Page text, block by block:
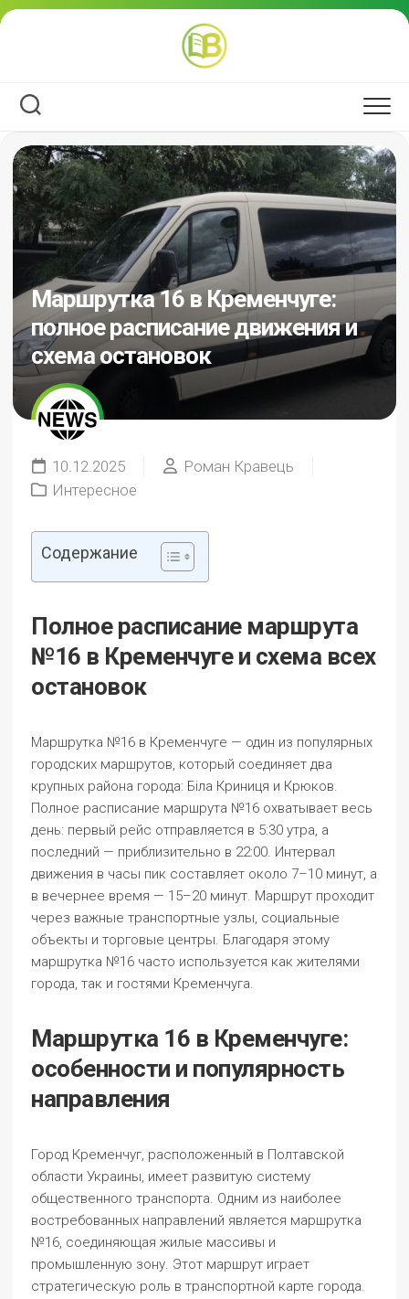
Перейти
Маршрутка 16 в Кременчуге:
полное расписание движения и
схема остановок
10.12.2025
Роман Кравець
Интересное
Содержание
Полное расписание маршрута
№16 в Кременчуге и схема всех
остановок
Маршрутка №16 в Кременчуге — один из популярных
городских маршрутов, который соединяет два
крупных района города: Біла Криниця и Крюков.
Полное расписание маршрута №16 охватывает весь
день: первый рейс отправляется в 5:30 утра, а
последний — приблизительно в 22:00. Интервал
движения в часы пик составляет около 7–10 минут, а
в вечернее время — 15–20 минут. Маршрут проходит
через важные транспортные узлы, социальные
объекты и торговые центры. Благодаря этому
маршрутка №16 часто используется как жителями
города, так и гостями Кременчуга.
Маршрутка 16 в Кременчуге:
особенности и популярность
направления
Город Кременчуг, расположенный в Полтавской
области Украины, имеет развитую систему
общественного транспорта. Одним из наиболее
востребованных направлений является маршрутка
№16, соединяющая жилые массивы и
промышленную зону. Этот маршрут играет
стратегическую роль в транспортной карте города.